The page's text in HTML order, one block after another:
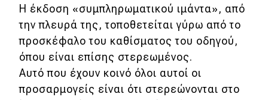
eDRIVE
DRIVE USED
Η έκδοση «συμπληρωματικού ιμάντα», από
την πλευρά της, τοποθετείται γύρω από το
προσκέφαλο του καθίσματος του οδηγού,
όπου είναι επίσης στερεωμένος.
Αυτό που έχουν κοινό όλοι αυτοί οι
προσαρμογείς είναι ότι στερεώνονται στο